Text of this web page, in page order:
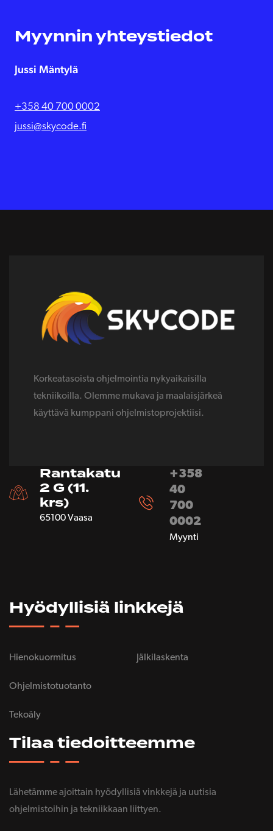
Myynnin yhteystiedot
Jussi Mäntylä
+358 40 700 0002
jussi@skycode.fi
Korkeatasoista ohjelmointia nykyaikaisilla
tekniikoilla. Olemme mukava ja maalaisjärkeä
käyttävä kumppani ohjelmistoprojektiisi.
Rantakatu
2 G (11.
krs)
65100 Vaasa
+358
40
700
0002
Myynti
Hyödyllisiä linkkejä
Hienokuormitus
Ohjelmistotuotanto
Tekoäly
Jälkilaskenta
Tilaa tiedoitteemme
Lähetämme ajoittain hyödyllisiä vinkkejä ja uutisia
ohjelmistoihin ja tekniikkaan liittyen.